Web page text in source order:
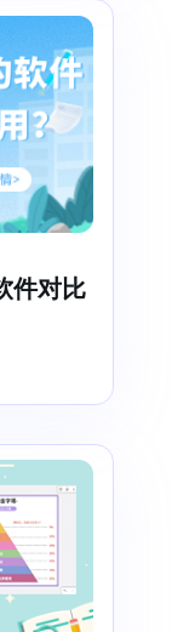
件对比